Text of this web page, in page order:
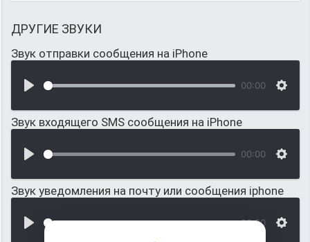
ДРУГИЕ ЗВУКИ
Звук отправки сообщения на iPhone
00:00
Звук входящего SMS сообщения на iPhone
00:00
Звук уведомления на почту или сообщения iphone
00:00